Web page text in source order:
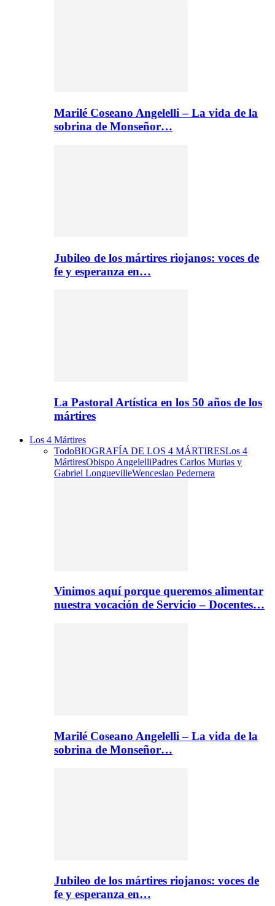
Marilé Coseano Angelelli – La vida de la
sobrina de Monseñor…
Jubileo de los mártires riojanos: voces de
fe y esperanza en…
La Pastoral Artística en los 50 años de los
mártires
Los 4 Mártires
TodoBIOGRAFÍA DE LOS 4 MÁRTIRESLos 4
MártiresObispo AngelelliPadres Carlos Murias y
Gabriel LonguevilleWenceslao Pedernera
Vinimos aquí porque queremos alimentar
nuestra vocación de Servicio – Docentes…
Marilé Coseano Angelelli – La vida de la
sobrina de Monseñor…
Jubileo de los mártires riojanos: voces de
fe y esperanza en…